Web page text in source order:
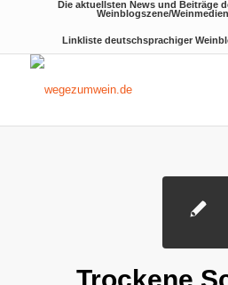
Die aktuellsten News und Beiträge
Weinblogszene/
Linkliste deutschsprachiger